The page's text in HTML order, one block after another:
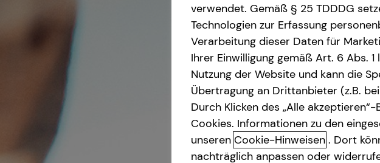
Interview
Über mich
Über tecis
Podcast
Kundenportal
Schadenabwicklung
Videoberatung
Spezialisten-Netzwerk
Private Krankenvorsorge
Immobilienfinanzierung
Karrierechancen
Ausbildung
Trainee
Praktikum
verwendet. Gemäß § 25 TDDDG
Technologien zur Erfassung
Verarbeitung dieser Daten für
Ihrer Einwilligung gemäß Art. 6 Abs.
Nutzung der Website und kann die
Übertragung an Drittanbieter (z.B.
Durch Klicken des „Alle
Cookies. Informationen zu den
unseren Cookie-Hinweisen . Dort
nachträglich anpassen oder